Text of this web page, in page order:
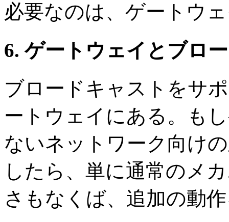
必要なのは、ゲートウ
6. ゲートウェイとブロ
ブロードキャストをサ
ートウェイにある。も
ないネットワーク向け
したら、単に通常のメ
さもなくば、追加の動